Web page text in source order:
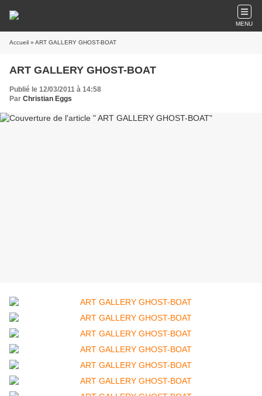
MENU
Accueil » ART GALLERY GHOST-BOAT
ART GALLERY GHOST-BOAT
Publié le 12/03/2011 à 14:58
Par Christian Eggs